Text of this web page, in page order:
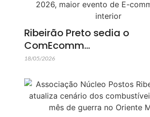
Ribeirão Preto sedia o
ComEcomm…
18/05/2026